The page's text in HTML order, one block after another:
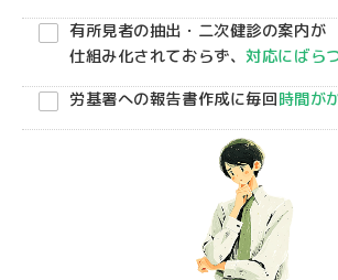
有所見者の抽出・二次健診の案内が
仕組み化されておらず、対応にばら
労基署への報告書作成に毎回時間が